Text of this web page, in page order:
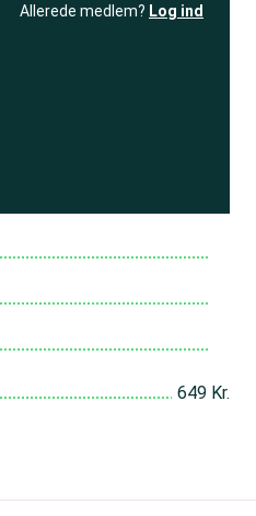
Allerede medlem? Log ind
649 Kr.